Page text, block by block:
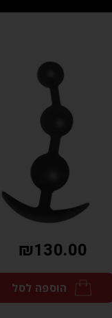
₪130.00
הוספה לסל